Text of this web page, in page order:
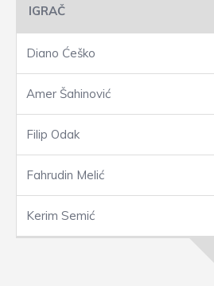
IGRAČ
Diano Ćeško
Amer Šahinović
Filip Odak
Fahrudin Melić
Kerim Semić